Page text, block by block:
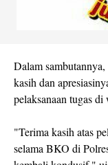
Dalam
kasih dan
pelaksanaan tugas
"Terima kasih atas
selama BKO di